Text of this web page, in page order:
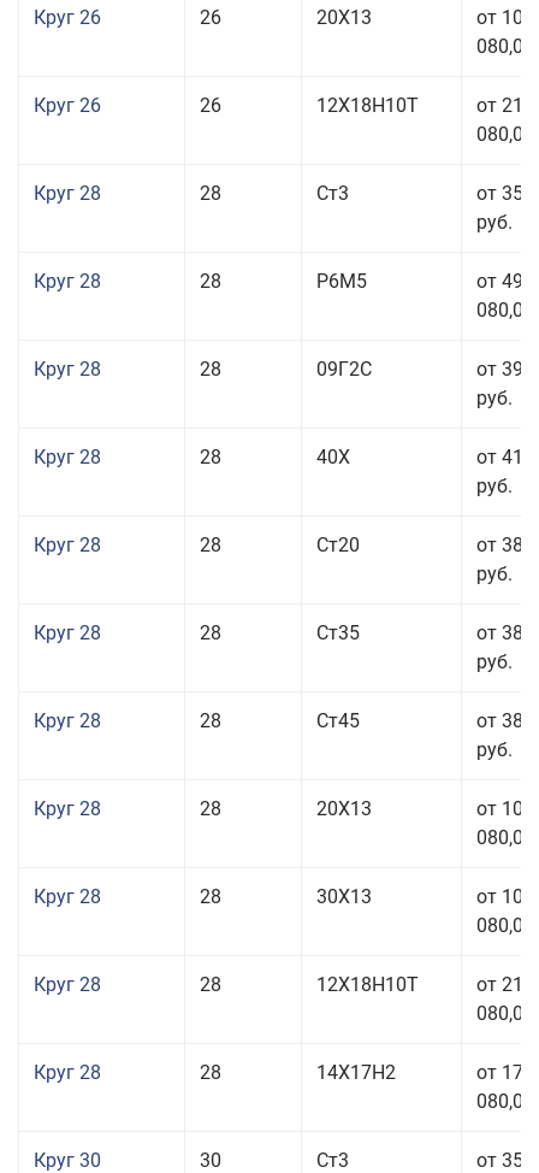
Круг 26 26 20Х13
от 103
080,00
Круг 26 26 12Х18Н10Т
от 210
080,00
Круг 28 28 Ст3
от 35
руб.
Круг 28 28 Р6М5
от 499
080,00
Круг 28 28 09Г2С
от 39
руб.
Круг 28 28 40Х
от 41
руб.
Круг 28 28 Ст20
от 38
руб.
Круг 28 28 Ст35
от 38
руб.
Круг 28 28 Ст45
от 38
руб.
Круг 28 28 20Х13
от 103
080,00
Круг 28 28 30Х13
от 103
080,00
Круг 28 28 12Х18Н10Т
от 210
080,00
Круг 28 28 14Х17Н2
от 179
080,00
Круг 30 30 Ст3
от 35